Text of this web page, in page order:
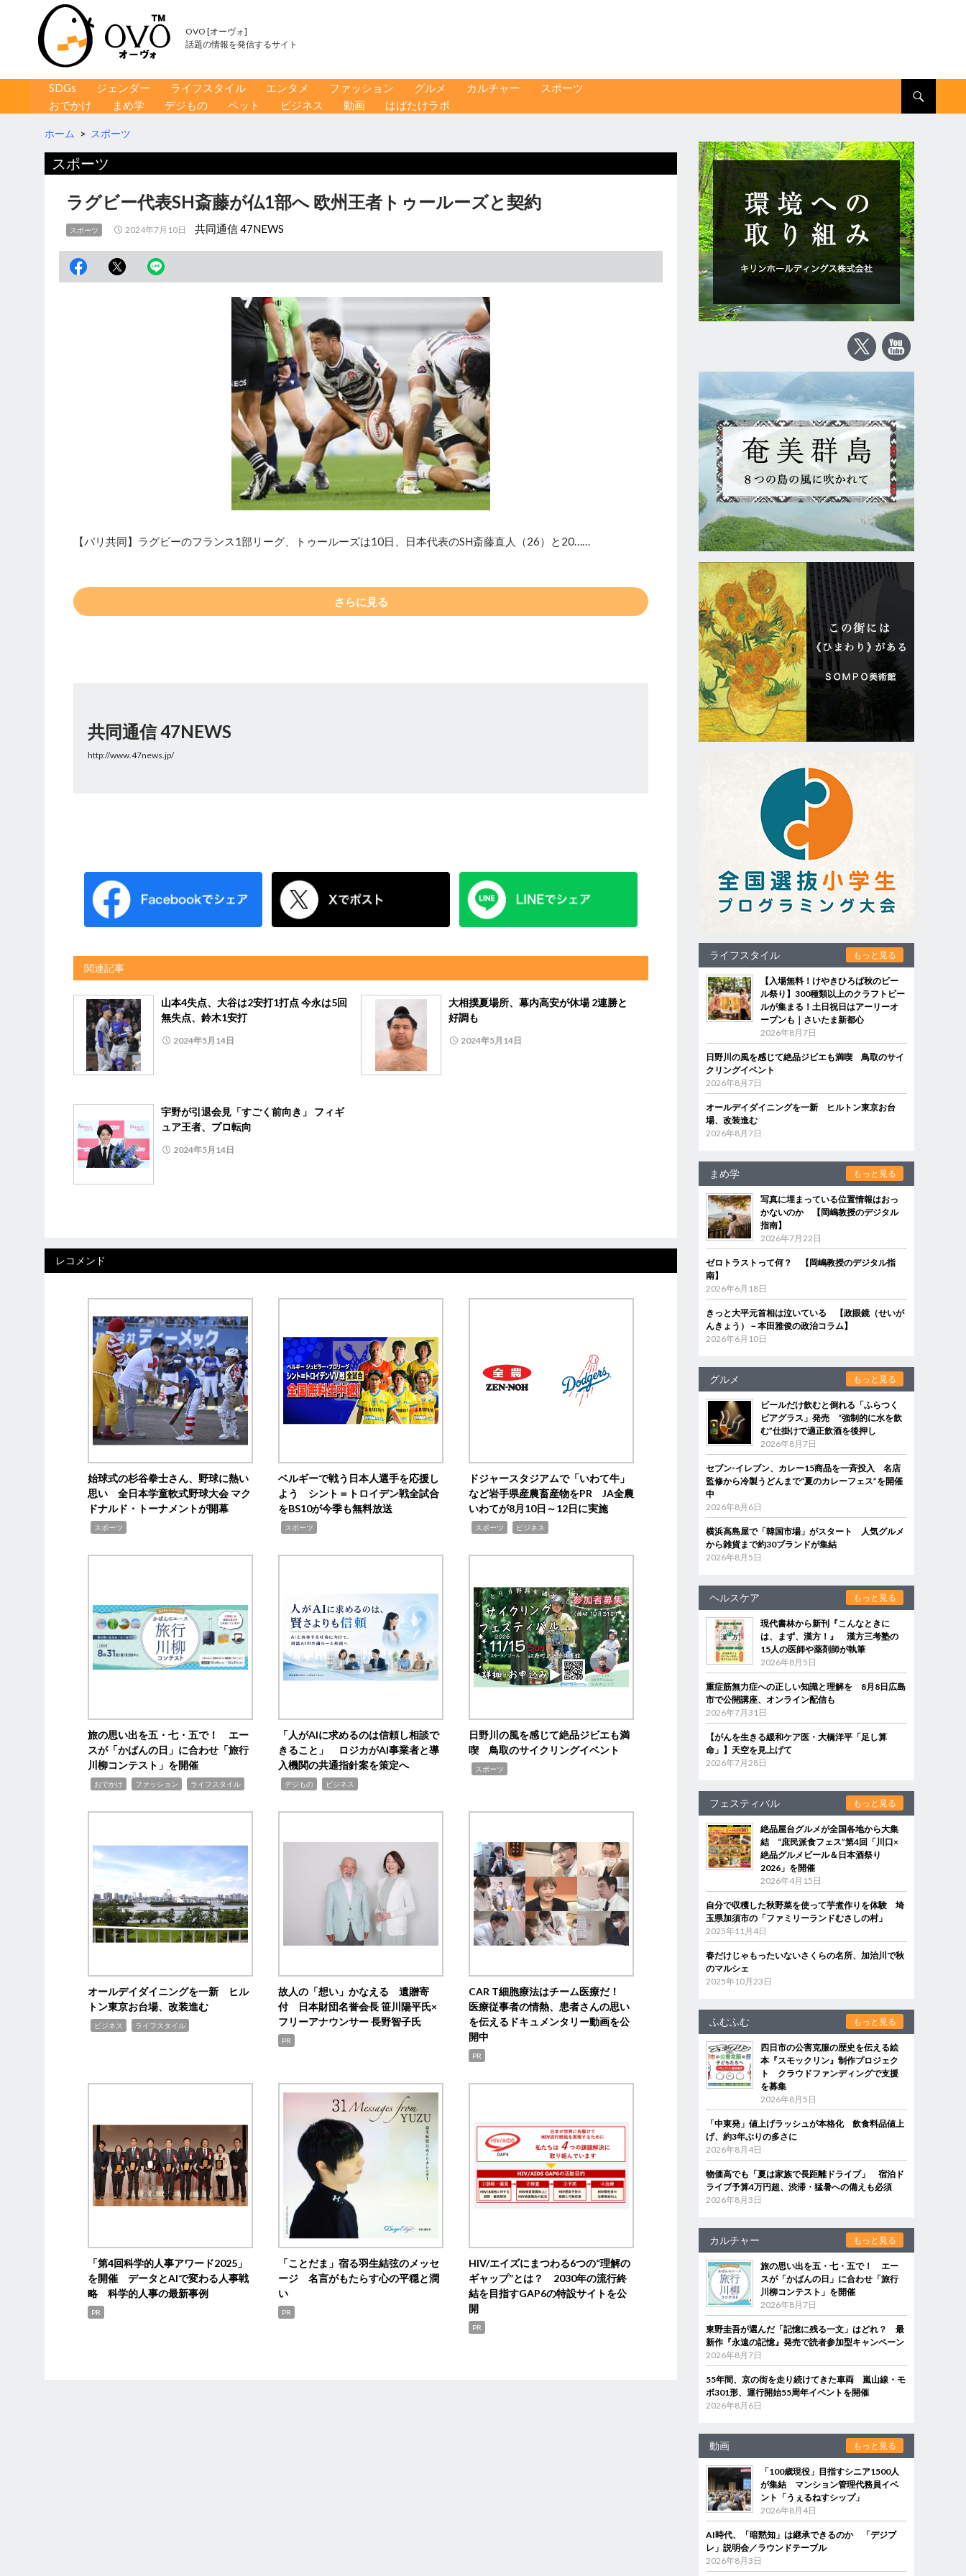
OVO [オーヴォ]
話題の情報を発信するサイト
コンテンツへ移動
SDGs ジェンダー ライフスタイル エンタメ ファッション グルメ カルチャー
スポーツ
おでかけ
まめ学 デジもの ペット ビジネス 動画 はばたけラボ
ホーム > スポーツ
スポーツ
ラグビー代表SH斎藤が仏1部へ 欧州王者トゥールーズと契約
スポーツ 2024年7月10日 共同通信 47NEWS
【パリ共同】ラグビーのフランス1部リーグ、トゥールーズは10日、日本代表のSH斎藤直人（26）と20……
さらに見る
共同通信 47NEWS
http://www.47news.jp/
関連記事
山本4失点、大谷は2安打1打点 今永は5回
無失点、鈴木1安打
2024年5月14日
大相撲夏場所、幕内高安が休場 2連勝と
好調も
2024年5月14日
宇野が引退会見「すごく前向き」 フィギ
ュア王者、プロ転向
2024年5月14日
レコメンド
始球式の杉谷拳士さん、野球に熱い
思い 全日本学童軟式野球大会 マク
ドナルド・トーナメントが開幕
スポーツ
ベルギーで戦う日本人選手を応援し
よう シント＝トロイデン戦全試合
をBS10が今季も無料放送
スポーツ
ドジャースタジアムで「いわて牛」
など岩手県産農畜産物をPR JA全農
いわてが8月10日～12日に実施
スポーツ ビジネス
旅の思い出を五・七・五で！ エー
スが「かばんの日」に合わせ「旅行
川柳コンテスト」を開催
おでかけ ファッション ライフスタイル
「人がAIに求めるのは信頼し相談で
きること」 ロジカがAI事業者と導
入機関の共通指針案を策定へ
デジもの ビジネス
日野川の風を感じて絶品ジビエも満
喫 鳥取のサイクリングイベント
スポーツ
オールデイダイニングを一新 ヒル
トン東京お台場、改装進む
ビジネス ライフスタイル
故人の「想い」かなえる 遺贈寄
付 日本財団名誉会長 笹川陽平氏×
フリーアナウンサー 長野智子氏
PR
CAR T細胞療法はチーム医療だ！
医療従事者の情熱、患者さんの思い
を伝えるドキュメンタリー動画を公
開中
PR
「第4回科学的人事アワード2025」
を開催 データとAIで変わる人事戦
略 科学的人事の最新事例
PR
「ことだま」宿る羽生結弦のメッセ
ージ 名言がもたらす心の平穏と潤
い
PR
HIV/エイズにまつわる6つの“理解の
ギャップ”とは？ 2030年の流行終
結を目指すGAP6の特設サイトを公
開
PR
ライフスタイル もっと見る
【入場無料！けやきひろば秋のビー
ル祭り】300種類以上のクラフトビー
ルが集まる！土日祝日はアーリーオ
ープンも｜さいたま新都心
2026年8月7日
日野川の風を感じて絶品ジビエも満喫 鳥取のサイ
クリングイベント
2026年8月7日
オールデイダイニングを一新 ヒルトン東京お台
場、改装進む
2026年8月7日
まめ学 もっと見る
写真に埋まっている位置情報はおっ
かないのか 【岡嶋教授のデジタル
指南】
2026年7月22日
ゼロトラストって何？ 【岡嶋教授のデジタル指
南】
2026年6月18日
きっと大平元首相は泣いている 【政眼鏡（せいが
んきょう）－本田雅俊の政治コラム】
2026年6月10日
グルメ もっと見る
ビールだけ飲むと倒れる「ふらつく
ビアグラス」発売 “強制的に水を飲
む”仕掛けで適正飲酒を後押し
2026年8月7日
セブン‐イレブン、カレー15商品を一斉投入 名店
監修から冷製うどんまで“夏のカレーフェス”を開催
中
2026年8月6日
横浜高島屋で「韓国市場」がスタート 人気グルメ
から雑貨まで約30ブランドが集結
2026年8月5日
ヘルスケア もっと見る
現代書林から新刊『こんなときに
は、まず、漢方！』 漢方三考塾の
15人の医師や薬剤師が執筆
2026年8月5日
重症筋無力症への正しい知識と理解を 8月8日広島
市で公開講座、オンライン配信も
2026年7月31日
【がんを生きる緩和ケア医・大橋洋平「足し算
命」】天空を見上げて
2026年7月28日
フェスティバル もっと見る
絶品屋台グルメが全国各地から大集
結 “庶民派食フェス”第4回「川口×
絶品グルメビール＆日本酒祭り
2026」を開催
2026年4月15日
自分で収穫した秋野菜を使って芋煮作りを体験 埼
玉県加須市の「ファミリーランドむさしの村」
2025年11月4日
春だけじゃもったいないさくらの名所、加治川で秋
のマルシェ
2025年10月23日
ふむふむ もっと見る
四日市の公害克服の歴史を伝える絵
本『スモックリン』制作プロジェク
ト クラウドファンディングで支援
を募集
2026年8月5日
「中東発」値上げラッシュが本格化 飲食料品値上
げ、約3年ぶりの多さに
2026年8月4日
物価高でも「夏は家族で長距離ドライブ」 宿泊ド
ライブ予算4万円超、渋滞・猛暑への備えも必須
2026年8月3日
カルチャー もっと見る
旅の思い出を五・七・五で！ エー
スが「かばんの日」に合わせ「旅行
川柳コンテスト」を開催
2026年8月7日
東野圭吾が選んだ「記憶に残る一文」はどれ？ 最
新作『永遠の記憶』発売で読者参加型キャンペーン
2026年8月7日
55年間、京の街を走り続けてきた車両 嵐山線・モ
ボ301形、運行開始55周年イベントを開催
2026年8月6日
動画 もっと見る
「100歳現役」目指すシニア1500人
が集結 マンション管理代務員イベ
ント「うぇるねすシップ」
2026年8月4日
AI時代、「暗黙知」は継承できるのか 「デジブ
レ」説明会／ラウンドテーブル
2026年8月3日